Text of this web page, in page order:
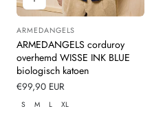
Leverancier:
ARMEDANGELS
ARMEDANGELS corduroy
overhemd WISSE INK BLUE
biologisch katoen
Normale
prijs
€99,90 EUR
S M L XL